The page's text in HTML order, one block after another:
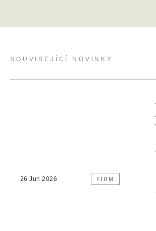
SOUVISEJÍCÍ NOVINKY
26 Jun 2026 FIRM